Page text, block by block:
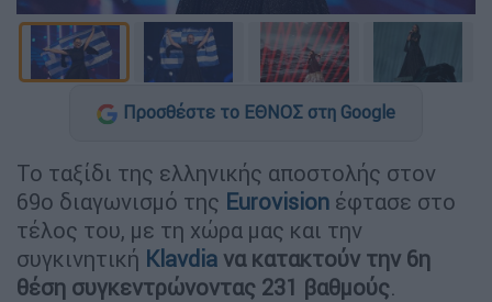
Προσθέστε το ΕΘΝΟΣ στη Google
Το ταξίδι της ελληνικής αποστολής στον
69ο διαγωνισμό της Eurovision έφτασε στο
τέλος του, με τη χώρα μας και την
συγκινητική Klavdia να κατακτούν την 6η
θέση συγκεντρώνοντας 231 βαθμούς.